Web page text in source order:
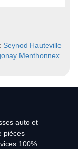
Seynod Hauteville
Menthonnex
auto et
pièces
100%